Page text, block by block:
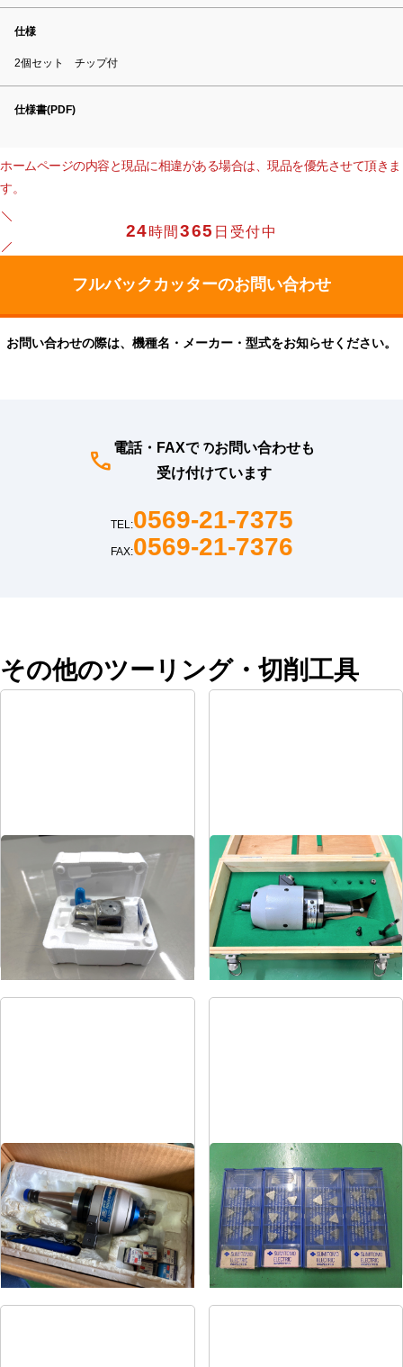
仕様
2個セット チップ付
仕様書(PDF)
ホームページの内容と現品に相違がある場合は、現品を優先させて頂きま
す。
24時間365 日受付中
お問い合わせの際は、機種名・メーカー・型式をお知らせください。
電話・FAXでのお問い合わせも
受け付けています
TEL:0569-21-7375
FAX:0569-21-7376
その他のツーリング・切削工具
EWNボーリングヘッド
メーカー BIGカイザー
式EWN2-32CK5
式-
増速スピンドル
メーカー 日本精密機械
形 式HS-2220
年 式-
ハイスピンドル
メーカー BIG
形 式NT40U-NXG5-130D
年 式-
カッタチップ
メーカー 住友電工
形 式TPKN22TR T250A
年 式-